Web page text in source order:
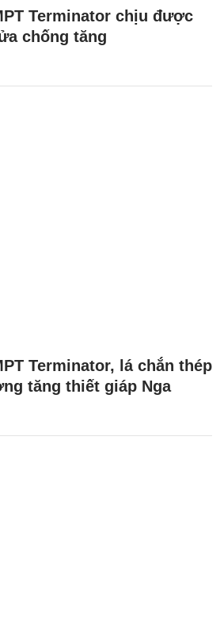
Terminator chịu được
chống tăng
Terminator, lá chắn thép
tăng thiết giáp Nga